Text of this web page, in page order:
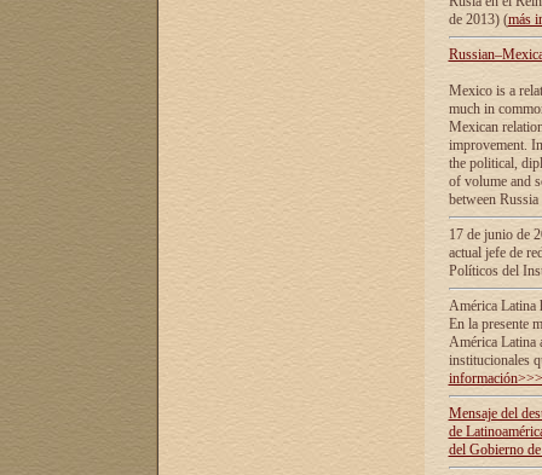
de 2013) (más
Mexico is a
much in
Mexican
improvement.
the political,
of volume and
between
17 de junio de
actual jefe de
Políticos del
América Latina
En la presente
América Latina
institucionales
información>>>
Mensaje del
de
del Gobierno